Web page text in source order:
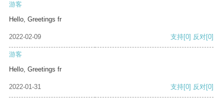
游客
Hello, Greetings fr
2022-02-09 支持[0] 反对[0]
游客
Hello, Greetings fr
2022-01-31 支持[0] 反对[0]